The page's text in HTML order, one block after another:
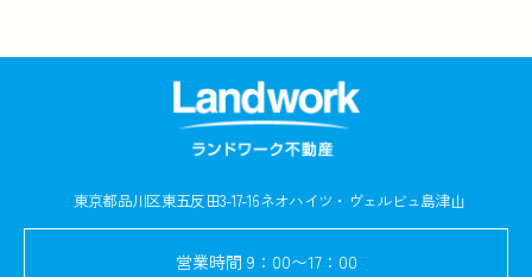
東京都品川区東五反田3-17-16ネオハイツ・ヴェルビュ島津山
営業時間 9：00〜17：00